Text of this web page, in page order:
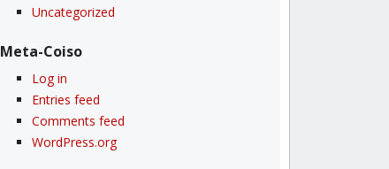
Uncategorized
Meta-Coiso
Log in
Entries feed
Comments feed
WordPress.org